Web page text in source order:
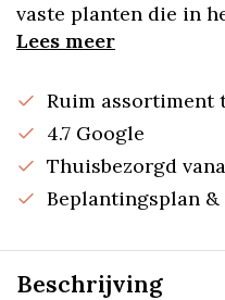
vaste planten die in
Lees meer
Ruim assortiment
4.7 Google
Thuisbezorgd
Beplantingsplan
Beschrijving